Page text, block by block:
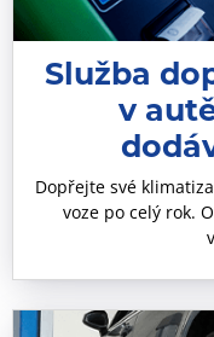
Služba
v
Dopřejte své
voze po celý rok.